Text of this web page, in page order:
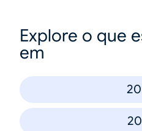
Explore o que
em